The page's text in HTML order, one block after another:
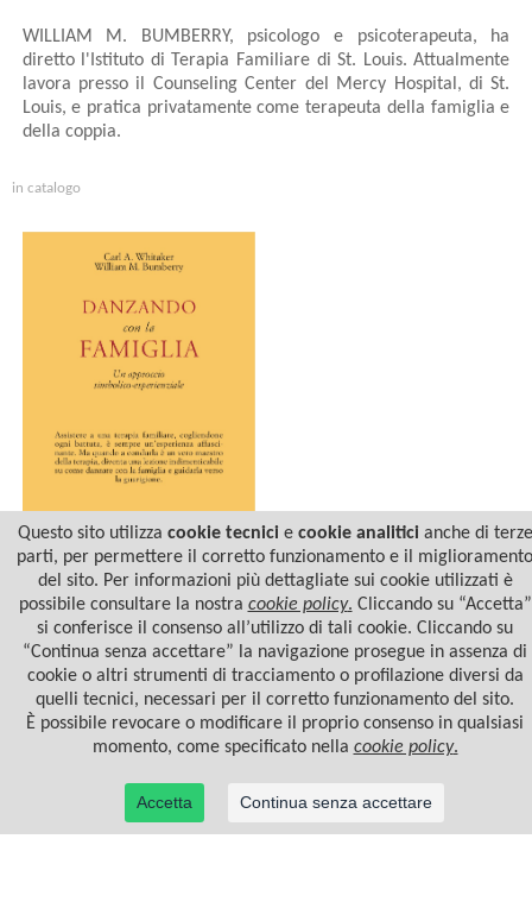
WILLIAM M. BUMBERRY, psicologo e psicoterapeuta, ha
diretto l'Istituto di Terapia Familiare di St. Louis. Attualmente
lavora presso il Counseling Center del Mercy Hospital, di St.
Louis, e pratica privatamente come terapeuta della famiglia e
della coppia.
in catalogo
DANZANDO CON LA
FAMIGLIA
Questo sito utilizza cookie tecnicie cookie analiticianche di terze
parti, per permettere il corretto funzionamento e il miglioramento
del sito. Per informazioni più dettagliate sui cookie utilizzati è
possibile consultare la nostra cookie policy. Cliccando su “Accetta”
si conferisce il consenso all’utilizzo di tali cookie. Cliccando su
“Continua senza accettare” la navigazione prosegue in assenza di
cookie o altri strumenti di tracciamento o profilazione diversi da
quelli tecnici, necessari per il corretto funzionamento del sito.
È possibile revocare o modificare il proprio consenso in qualsiasi
momento, come specificato nella cookie policy.
Accetta Continua senza accettare